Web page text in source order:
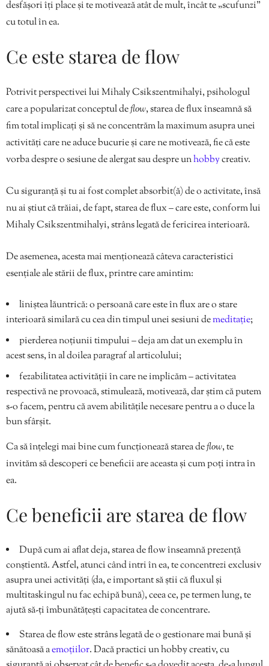
desfășori îți place și te motivează atât de mult, încât te „scufunzi”
cu totul în ea.
Ce este starea de flow
Potrivit perspectivei lui Mihaly Csikszentmihalyi, psihologul
care a popularizat conceptul deflow, starea de flux înseamnă să
fim total implicați și să ne concentrăm la maximum asupra unei
activități care ne aduce bucurie și care ne motivează, fie că este
vorba despre o sesiune de alergat sau despre unhobbycreativ.
Cu siguranță și tu ai fost complet absorbit(ă) de o activitate, însă
nu ai știut că trăiai, de fapt, starea de flux – care este, conform lui
Mihaly Csikszentmihalyi, strâns legată de fericirea interioară.
De asemenea, acesta mai menționează câteva caracteristici
esențiale ale stării de flux, printre care amintim:
liniștea lăuntrică: o persoană care este în flux are o stare
interioară similară cu cea din timpul unei sesiuni demeditație;
pierderea noțiunii timpului – deja am dat un exemplu în
acest sens, în al doilea paragraf al articolului;
fezabilitatea activității în care ne implicăm – activitatea
respectivă ne provoacă, stimulează, motivează, dar știm că putem
s-o facem, pentru că avem abilitățile necesare pentru a o duce la
bun sfârșit.
Ca să înțelegi mai bine cum funcționează starea deflow, te
invităm să descoperi ce beneficii are aceasta și cum poți intra în
ea.
Ce beneficii are starea de flow
După cum ai aflat deja, starea de flow înseamnă prezență
conștientă. Astfel, atunci când intri în ea, te concentrezi exclusiv
asupra unei activități (da, e important să știi că fluxul și
multitaskingul nu fac echipă bună), ceea ce, pe termen lung, te
ajută să-ți îmbunătățești capacitatea de concentrare.
Starea de flow este strâns legată de o gestionare mai bună și
sănătoasă aemoțiilor. Dacă practici un hobby creativ, cu